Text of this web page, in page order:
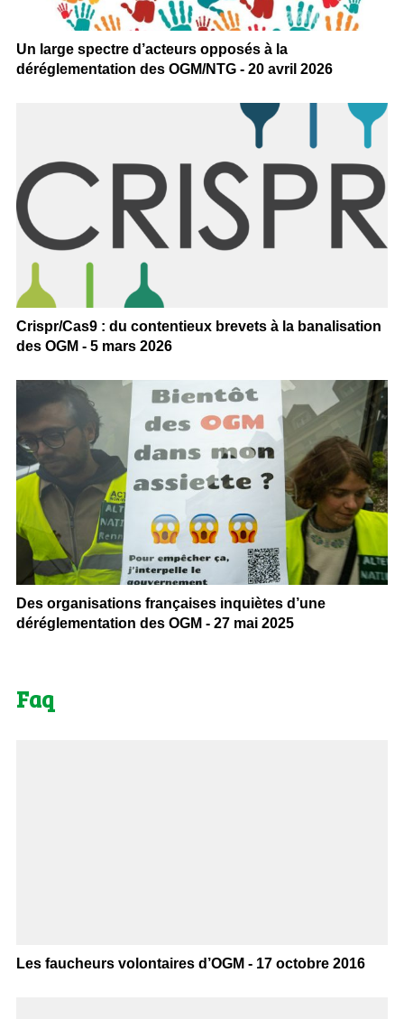
Un large spectre d’acteurs opposés à la
déréglementation des OGM/NTG - 20 avril 2026
Crispr/Cas9 : du contentieux brevets à la banalisation
des OGM - 5 mars 2026
Des organisations françaises inquiètes d’une
déréglementation des OGM - 27 mai 2025
Faq
Les faucheurs volontaires d’OGM - 17 octobre 2016